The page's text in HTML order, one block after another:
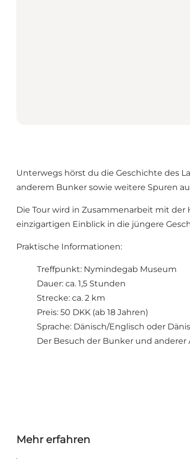
Unterwegs hörst du die Geschichte des
anderem Bunker sowie weitere Spuren
Die Tour wird in Zusammenarbeit mit
einzigartigen Einblick in die jüngere
Praktische Informationen:
Treffpunkt: Nymindegab Museum
Dauer: ca. 1,5 Stunden
Strecke: ca. 2 km
Preis: 50 DKK (ab 18 Jahren)
Sprache: Dänisch/Englisch oder
Der Besuch der Bunker und
Mehr erfahren